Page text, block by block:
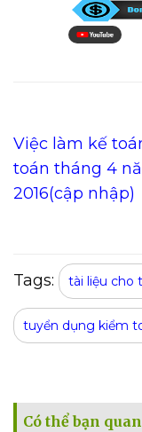
Việc làm kế
toán tháng 4
2016(cập nhập)
Tags: tài liệu cho
tuyển dụng kiểm
Có thể bạn